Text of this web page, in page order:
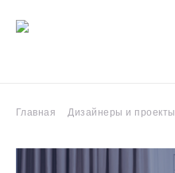
Главная Дизайнеры и проекты